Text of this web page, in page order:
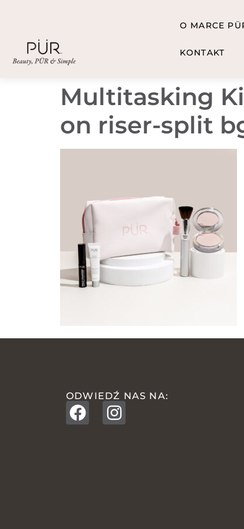
O MARCE
KONTAKT
Multitasking
on riser-split
ODWIEDŹ NAS NA: